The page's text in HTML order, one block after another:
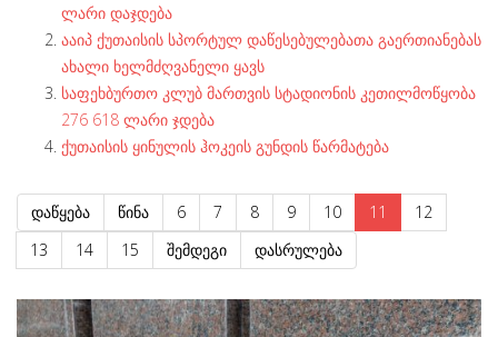
ლარი დაჯდება
ააიპ ქუთაისის სპორტულ დაწესებულებათა გაერთიანებას
ახალი ხელმძღვანელი ყავს
საფეხბურთო კლუბ მართვის სტადიონის კეთილმოწყობა
276 618 ლარი ჯდება
ქუთაისის ყინულის ჰოკეის გუნდის წარმატება
დაწყება წინა 6 7 8 9 10 11
12
13
14 15 შემდეგი დასრულება